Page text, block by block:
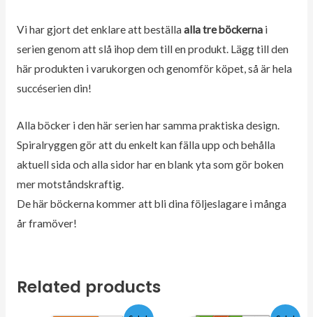
Vi har gjort det enklare att beställa alla tre böckernai
serien genom att slå ihop dem till en produkt. Lägg till den
här produkten i varukorgen och genomför köpet, så är hela
succéserien din!
Alla böcker i den här serien har samma praktiska design.
Spiralryggen gör att du enkelt kan fälla upp och behålla
aktuell sida och alla sidor har en blank yta som gör boken
mer motståndskraftig.
De här böckerna kommer att bli dina följeslagare i många
år framöver!
Related products